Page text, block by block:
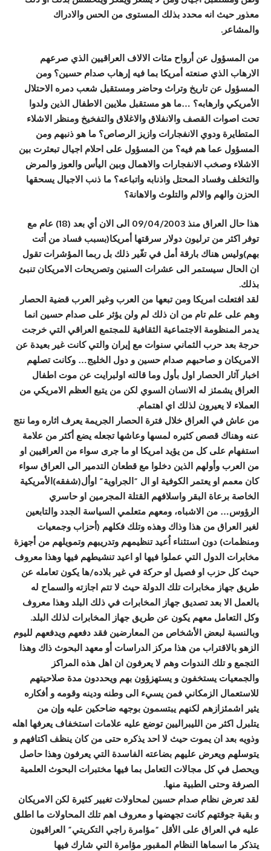
معذور حيث انه محدد بذلك المستوى من الحس والادراك
والمشاعر.
من المسؤول عن أرواح مئات الالاف العراقيين الذي صرعهم
الارهاب الذي صنعته أمريكا بما فيه إرهاب صدام حسين؟ ومن
المسؤول عن تاريخ وتراث وحاضر ومستقبل شعب دمره الاحتلال
الأمريكي وارهابه؟ …ما هو مستقبل ملايين الاطفال الذين ولدوا
تحت اصوات القصف والانفلاق والاغلاق والتفخيخ ومنظر الاشلاء
المتطايرة ودوي الانفجارات وازيز الرصاص؟ ما هو ذنبهم ومن
المسؤول عما هم فيه؟ من المسؤول على احلام اجيال تبعثرت بين
الاشلاء وصخب الانفجارات والاهمال وبين اليأس والعوز والمرض
والتخلف وفساد المحتل واذنابه واتباعه؟ ما ذنب الاجيال يسحقها
الحزن والهم والالم والتلوث والاهانة؟
هذا حال العراق منذ 09/04/2003 الى الان أي بعد (18) عام مع
توفر اكثر من ترليون دولار سرقتها أمريكا(بسبب فساد من أتت
بهم)وليس هناك بارقة أمل في تغّير ذلك بل ربما المؤشرات تقول
ان الحال سيستمر الى عشرات السنين وتصريحات الامريكان تنبئ
بذلك.
لقد افتعلت امريكا ومن تبعها من العرب وغير العرب قضية الحصار
وهم على علم تام من ان ذلك لم ولن يؤثر على صدام حسين انما
يدمر المنظومة الاجتماعية الثقافية للمجتمع العراقي التي خرجت
حرجة بعد حرب الثماني سنوات مع إيران والتي كانت غير بعيدة عن
الامريكان و صاحبهم صدام حسين و دول الخليج… وكانت تصلهم
اخبار آثار الحصار اول بأول وما قالته اولبرايت عن موت اطفال
العراق يشمئز له الانسان السوي لكن من يتبع العظم الامريكي من
العملاء لا يعيرون لذلك اي اهتمام.
من عاش في العراق خلال فترة الحصار الجريمة يعرف اثاره وما نتج
عنه وهناك قصص كثيره لمسها وعاشها تجعله يضع أكثر من علامة
استفهام على كل من يؤيد امريكا او ما جرى سواء من العراقيين او
من العرب وأولهم الذين دخلوا مع قطعان التدمير الى العراق سواء
كان معمم او يعتمر الكوفية او ال “الجراوية” اوأل(شفقه)الأمريكية
الخاصة برعاة البقر واسلافهم القتلة المجرمين او حاسري
الرؤوس… من الاشباه، ومعهم متعلمي السياسة الجدد والتابعين
لغير العراق من هذا وذاك وهذه وتلك فكلهم (أحزاب وجمعيات
ومنظمات) دون استثناء اُعيد تنظيمهم وتدريبهم وتمويلهم من أجهزة
مخابرات الدول التي عملوا فيها او اعيد تنشيطهم فيها وهذا معروف
حيث كل حزب او فصيل او حركة في غير بلاده/ها يكون تعامله عن
طريق جهاز مخابرات تلك الدولة حيث لا تتم اجازته والسماح له
بالعمل الا بعد تصديق جهاز المخابرات في ذلك البلد وهذا معروف
وكل التعامل معهم يكون عن طريق جهاز المخابرات لذلك البلد.
وبالنسبة لبعض الأشخاص من المعارضين فقد دفعهم ويدفعهم لليوم
الزهو بالاقتراب من هذا مركز الدراسات أو معهد البحوث ذاك وهذا
التجمع و تلك الندوات وهم لا يعرفون ان اهل هذه المراكز
والجمعيات يستخفون و يستهزؤون بهم ويحددون مدة صلاحيتهم
للاستعمال الزمكاني فمن يسيء الى وطنه ودينه وقومه و أفكاره
يثير اشمئزازهم لكنهم يبتسمون بوجهه ضاحكين عليه وإن من
يتلبرل اكثر من الليبراليين توضع عليه علامات استخفاف يعرفها اهله
وذويه بعد ان يموت حيث لا احد يذكره حتى من كان ينظف اكتافهم و
يتوسلهم ويعرض عليهم بضاعته الفاسدة التي يعرفون وهذا حاصل
ويحصل في كل مجالات التعامل بما فيها مختبرات البحوث العلمية
الصرفة وحتى الطبية منها.
لقد تعرض نظام صدام حسين لمحاولات تغيير كثيرة لكن الامريكان
و بقية جوقتهم كانت تجهضها و معروف اهم تلك المحاولات ما اطلق
عليه في العراق على الأقل “مؤامرة راجي التكريتي” العراقيون
يتذكر ما اسماها النظام المقبور مؤامرة التي شارك فيها